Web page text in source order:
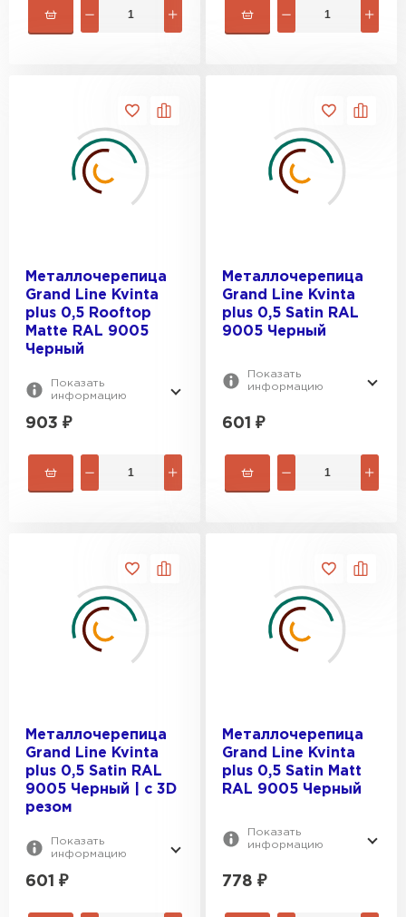
Металлочерепица
Grand Line Kvinta
plus 0,5 Rooftop
Matte RAL 9005
Черный
Показать
информацию
903 ₽
Металлочерепица
Grand Line Kvinta
plus 0,5 Satin RAL
9005 Черный
Показать
информацию
601 ₽
Металлочерепица
Grand Line Kvinta
plus 0,5 Satin RAL
9005 Черный | c 3D
резом
Показать
информацию
601 ₽
Металлочерепица
Grand Line Kvinta
plus 0,5 Satin Мatt
RAL 9005 Черный
Показать
информацию
778 ₽